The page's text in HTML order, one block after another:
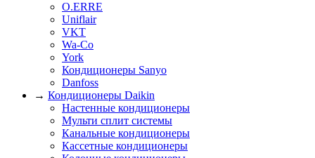
O.ERRE
Uniflair
VKT
Wa-Co
York
Кондиционеры Sanyo
Danfoss
→ Кондиционеры Daikin
Настенные кондиционеры
Мульти сплит системы
Канальные кондиционеры
Кассетные кондиционеры